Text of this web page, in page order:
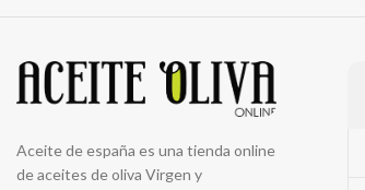
Aceite de españa es una tienda online
de aceites de oliva Virgen y